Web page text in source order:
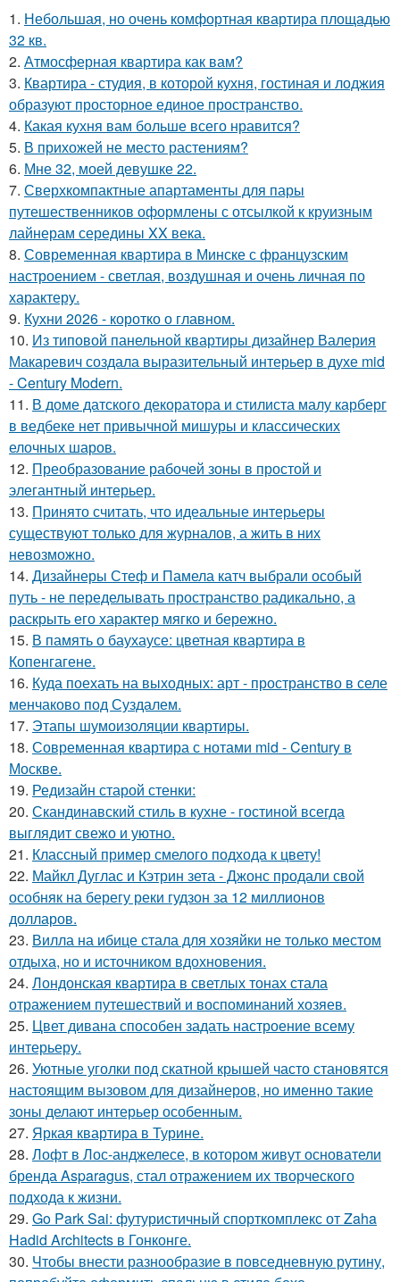
1. Небольшая, но очень комфортная квартира площадью
32 кв.
2. Атмосферная квартира как вам?
3. Квартира - студия, в которой кухня, гостиная и лоджия
образуют просторное единое пространство.
4. Какая кухня вам больше всего нравится?
5. В прихожей не место растениям?
6. Мне 32, моей девушке 22.
7. Сверхкомпактные апартаменты для пары
путешественников оформлены с отсылкой к круизным
лайнерам середины XX века.
8. Современная квартира в Минске с французским
настроением - светлая, воздушная и очень личная по
характеру.
9. Кухни 2026 - коротко о главном.
10. Из типовой панельной квартиры дизайнер Валерия
Макаревич создала выразительный интерьер в духе mid
- Century Modern.
11. В доме датского декоратора и стилиста малу карберг
в ведбеке нет привычной мишуры и классических
елочных шаров.
12. Преобразование рабочей зоны в простой и
элегантный интерьер.
13. Принято считать, что идеальные интерьеры
существуют только для журналов, а жить в них
невозможно.
14. Дизайнеры Стеф и Памела катч выбрали особый
путь - не переделывать пространство радикально, а
раскрыть его характер мягко и бережно.
15. В память о баухаусе: цветная квартира в
Копенгагене.
16. Куда поехать на выходных: арт - пространство в селе
менчаково под Суздалем.
17. Этапы шумоизоляции квартиры.
18. Современная квартира с нотами mid - Century в
Москве.
19. Редизайн старой стенки:
20. Скандинавский стиль в кухне - гостиной всегда
выглядит свежо и уютно.
21. Классный пример смелого подхода к цвету!
22. Майкл Дуглас и Кэтрин зета - Джонс продали свой
особняк на берегу реки гудзон за 12 миллионов
долларов.
23. Вилла на ибице стала для хозяйки не только местом
отдыха, но и источником вдохновения.
24. Лондонская квартира в светлых тонах стала
отражением путешествий и воспоминаний хозяев.
25. Цвет дивана способен задать настроение всему
интерьеру.
26. Уютные уголки под скатной крышей часто становятся
настоящим вызовом для дизайнеров, но именно такие
зоны делают интерьер особенным.
27. Яркая квартира в Турине.
28. Лофт в Лос-анджелесе, в котором живут основатели
бренда Asparagus, стал отражением их творческого
подхода к жизни.
29. Go Park Sai: футуристичный спорткомплекс от Zaha
Hadid Architects в Гонконге.
30. Чтобы внести разнообразие в повседневную рутину,